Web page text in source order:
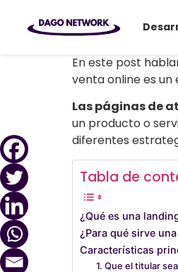
En este post
venta online es un
Las páginas de
un producto o
diferentes
Tabla de
¿Qué es una
¿Para qué sirve
Características
1. Que el titular